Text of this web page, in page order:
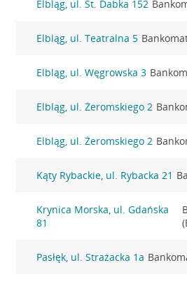
Elbląg, ul. St. Dabka 152
Elbląg, ul. Teatralna 5
Elbląg, ul. Węgrowska 3
Elbląg, ul. Żeromskiego 2
Elbląg, ul. Żeromskiego 2
Kąty Rybackie, ul. Rybacka 21
Krynica Morska, ul. Gdańska
81
Pasłęk, ul. Strażacka 1a